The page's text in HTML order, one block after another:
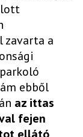
zavarta a
ebből
az ittas
fejen